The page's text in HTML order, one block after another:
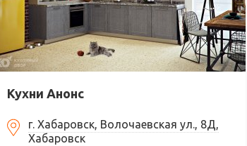
Кухни Анонс
г. Хабаровск, Волочаевская ул., 8Д,
Хабаровск